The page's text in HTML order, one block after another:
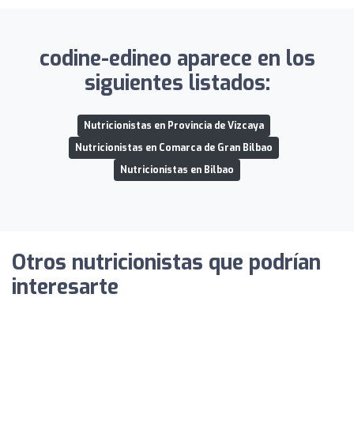
codine-edineo aparece en los
siguientes listados:
Nutricionistas en Provincia de Vizcaya
Nutricionistas en Comarca de Gran Bilbao
Nutricionistas en Bilbao
Otros nutricionistas que podrían
interesarte